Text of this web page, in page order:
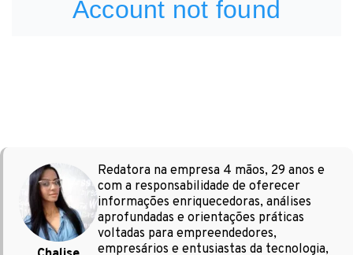
Redatora na empresa 4 mãos, 29 anos e
com a responsabilidade de oferecer
informações enriquecedoras, análises
aprofundadas e orientações práticas
voltadas para empreendedores,
empresários e entusiastas da tecnologia,